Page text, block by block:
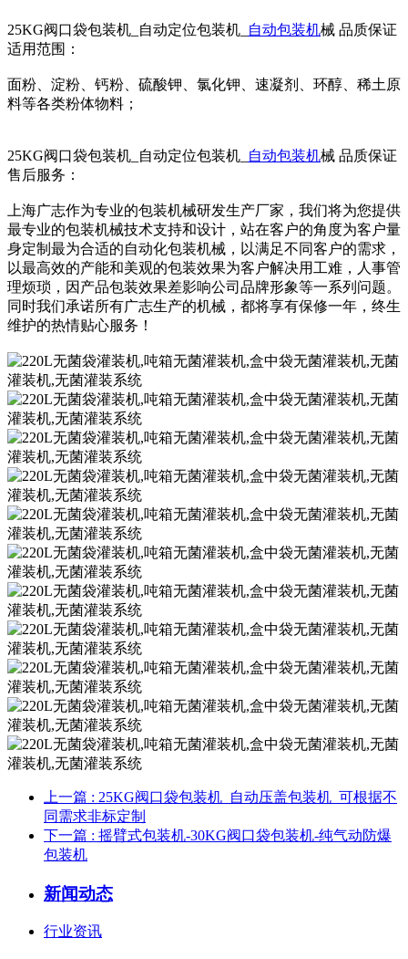
25KG阀口袋包装机_自动定位包装机_ 自动包装机械 品质保证
适用范围：
面粉、淀粉、钙粉、硫酸钾、氯化钾、速凝剂、环醇、稀土原
料等各类粉体物料；
25KG阀口袋包装机_自动定位包装机_ 自动包装机械 品质保证
售后服务：
上海广志作为专业的包装机械研发生产厂家，我们将为您提供
最专业的包装机械技术支持和设计，站在客户的角度为客户量
身定制最为合适的自动化包装机械，以满足不同客户的需求，
以最高效的产能和美观的包装效果为客户解决用工难，人事管
理烦琐，因产品包装效果差影响公司品牌形象等一系列问题。
同时我们承诺所有广志生产的机械，都将享有保修一年，终生
维护的热情贴心服务！
上一篇 : 25KG阀口袋包装机_自动压盖包装机_可根据不
同需求非标定制
下一篇 : 摇臂式包装机-30KG阀口袋包装机-纯气动防爆
包装机
新闻动态
行业资讯